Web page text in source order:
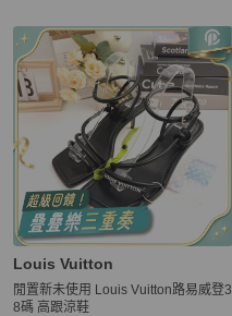
Louis Vuitton
閒置新未使用 Louis Vuitton路易威登3
8碼 高跟涼鞋